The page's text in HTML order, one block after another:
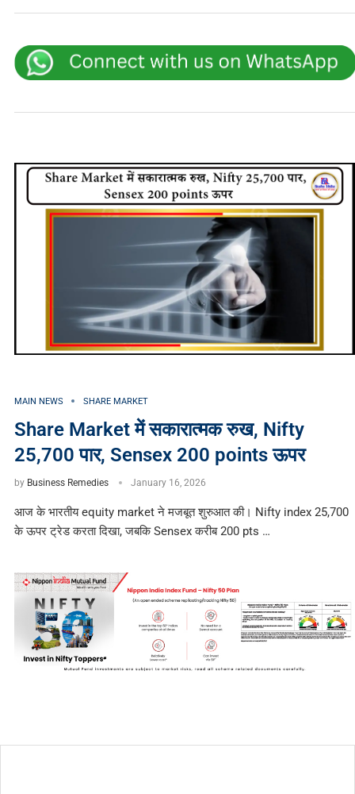
MAIN NEWS SHARE MARKET
Share Market में सकारात्मक रुख, Nifty
25,700 पार, Sensex 200 points ऊपर
by Business Remedies January 16, 2026
आज के भारतीय equity market ने मजबूत शुरुआत की। Nifty index 25,700
के ऊपर ट्रेड करता दिखा, जबकि Sensex करीब 200 pts …